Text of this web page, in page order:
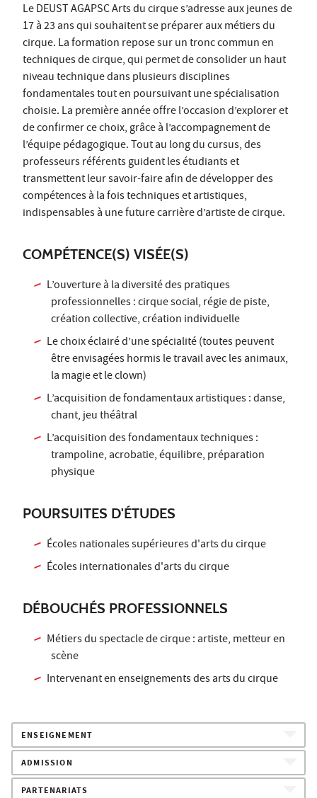
Le DEUST AGAPSC Arts du cirque s’adresse aux jeunes de
17 à 23 ans qui souhaitent se préparer aux métiers du
cirque. La formation repose sur un tronc commun en
techniques de cirque, qui permet de consolider un haut
niveau technique dans plusieurs disciplines
fondamentales tout en poursuivant une spécialisation
choisie. La première année offre l’occasion d’explorer et
de confirmer ce choix, grâce à l’accompagnement de
l’équipe pédagogique. Tout au long du cursus, des
professeurs référents guident les étudiants et
transmettent leur savoir-faire afin de développer des
compétences à la fois techniques et artistiques,
indispensables à une future carrière d’artiste de cirque.
COMPÉTENCE(S) VISÉE(S)
L’ouverture à la diversité des pratiques
professionnelles : cirque social, régie de piste,
création collective, création individuelle
Le choix éclairé d’une spécialité (toutes peuvent
être envisagées hormis le travail avec les animaux,
la magie et le clown)
L’acquisition de fondamentaux artistiques : danse,
chant, jeu théâtral
L’acquisition des fondamentaux techniques :
trampoline, acrobatie, équilibre, préparation
physique
POURSUITES D'ÉTUDES
Écoles nationales supérieures d'arts du cirque
Écoles internationales d'arts du cirque
DÉBOUCHÉS PROFESSIONNELS
Métiers du spectacle de cirque : artiste, metteur en
scène
Intervenant en enseignements des arts du cirque
ENSEIGNEMENT
ADMISSION
PARTENARIATS